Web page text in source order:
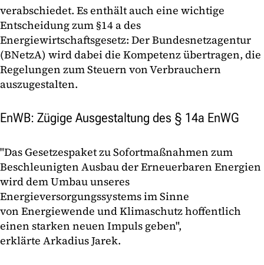
verabschiedet. Es enthält auch eine wichtige
Entscheidung zum §14 a des
Energiewirtschaftsgesetz: Der Bundesnetzagentur
(BNetzA) wird dabei die Kompetenz übertragen, die
Regelungen zum Steuern von Verbrauchern
auszugestalten.
EnWB: Zügige Ausgestaltung des § 14a EnWG
"Das Gesetzespaket zu Sofortmaßnahmen zum
Beschleunigten Ausbau der Erneuerbaren Energien
wird dem Umbau unseres
Energieversorgungssystems im Sinne
von Energiewende und Klimaschutz hoffentlich
einen starken neuen Impuls geben",
erklärte Arkadius Jarek.